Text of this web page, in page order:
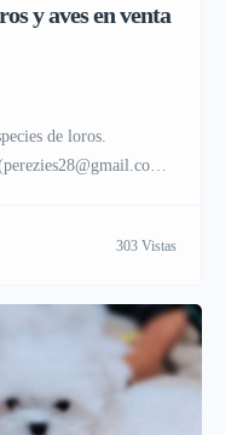
y aves en venta
de loros.
Guacamayo azul y
jacinto Cacatúa
Amazona
Congo Tinne […]
303 Vistas